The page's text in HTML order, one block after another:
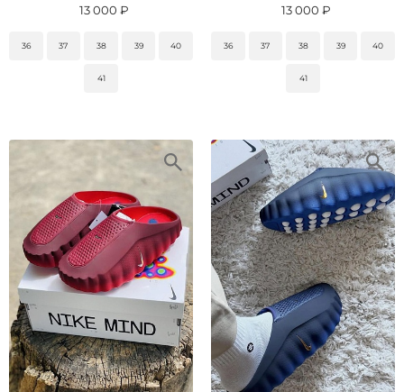
13 000 ₽
36 37 38 39 40
41
13 000 ₽
36 37 38 39 40
41